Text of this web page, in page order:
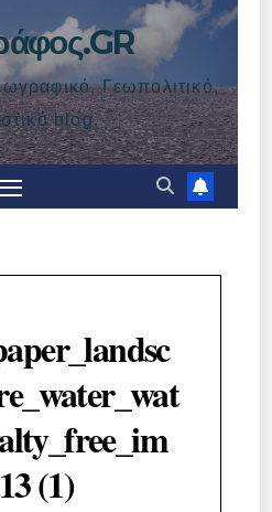
Γεωπολιτικό,
blog.
(1)